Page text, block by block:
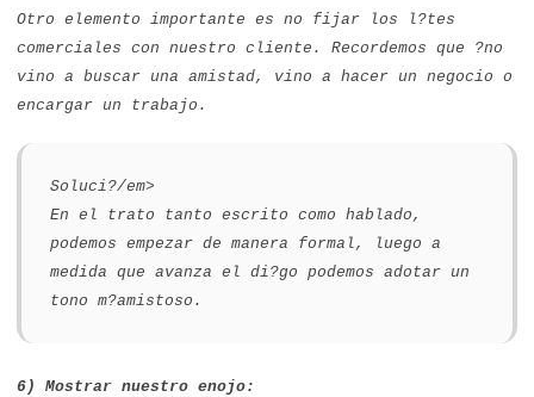
Otro elemento importante es no fijar los l?tes
comerciales con nuestro cliente. Recordemos que ?no
vino a buscar una amistad, vino a hacer un negocio o
encargar un trabajo.
Soluci?/em>
En el trato tanto escrito como hablado,
podemos empezar de manera formal, luego a
medida que avanza el di?go podemos adotar un
tono m?amistoso.
6) Mostrar nuestro enojo: